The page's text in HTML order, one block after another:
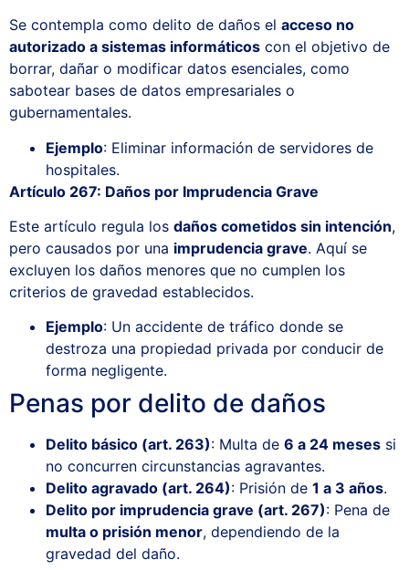
Se contempla como delito de daños el acceso no
autorizado a sistemas informáticos con el objetivo de
borrar, dañar o modificar datos esenciales, como
sabotear bases de datos empresariales o
gubernamentales.
Ejemplo: Eliminar información de servidores de
hospitales.
Artículo 267: Daños por Imprudencia Grave
Este artículo regula los daños cometidos sin intención,
pero causados por una imprudencia grave. Aquí se
excluyen los daños menores que no cumplen los
criterios de gravedad establecidos.
Ejemplo: Un accidente de tráfico donde se
destroza una propiedad privada por conducir de
forma negligente.
Penas por delito de daños
Delito básico (art. 263): Multa de 6 a 24 meses si
no concurren circunstancias agravantes.
Delito agravado (art. 264): Prisión de 1 a 3 años.
Delito por imprudencia grave (art. 267): Pena de
multa o prisión menor, dependiendo de la
gravedad del daño.